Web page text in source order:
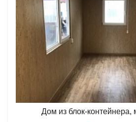
Дом из блок-контейнера,